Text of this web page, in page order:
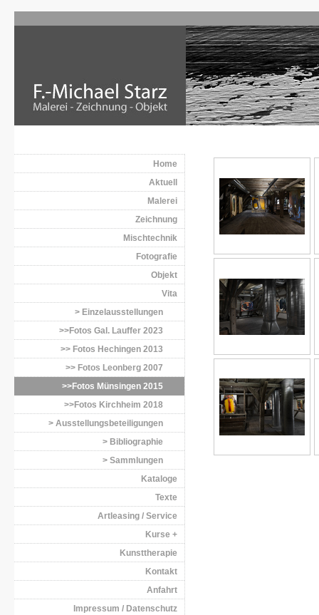
Home
Aktuell
Malerei
Zeichnung
Mischtechnik
Fotografie
Objekt
Vita
> Einzelausstellungen
>>Fotos Gal. Lauffer 2023
>> Fotos Hechingen 2013
>> Fotos Leonberg 2007
>>Fotos Münsingen 2015
>>Fotos Kirchheim 2018
> Ausstellungsbeteiligungen
> Bibliographie
> Sammlungen
Kataloge
Texte
Artleasing / Service
Kurse +
Kunsttherapie
Kontakt
Anfahrt
Impressum / Datenschutz